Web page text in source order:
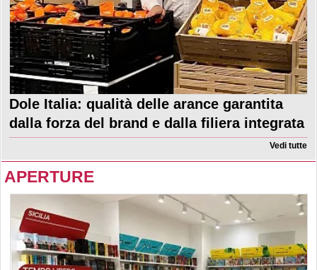
Dole Italia: qualità delle arance garantita
dalla forza del brand e dalla filiera integrata
Vedi tutte
APERTURE